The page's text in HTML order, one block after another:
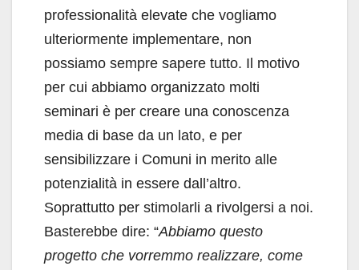
professionalità elevate che vogliamo
ulteriormente implementare, non
possiamo sempre sapere tutto. Il motivo
per cui abbiamo organizzato molti
seminari è per creare una conoscenza
media di base da un lato, e per
sensibilizzare i Comuni in merito alle
potenzialità in essere dall’altro.
Soprattutto per stimolarli a rivolgersi a noi.
Basterebbe dire: “Abbiamo questo
progetto che vorremmo realizzare, come